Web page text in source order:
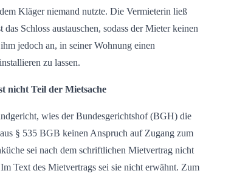
Kläger niemand nutzte. Die Vermieterin ließ
Schloss austauschen, sodass der Mieter keinen
jedoch an, in seiner Wohnung einen
zu lassen.
nicht Teil der Mietsache
wies der Bundesgerichtshof (BGH) die
§ 535 BGB keinen Anspruch auf Zugang zum
sei nach dem schriftlichen Mietvertrag nicht
Text des Mietvertrags sei sie nicht erwähnt. Zum